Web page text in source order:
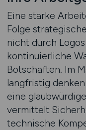
Eine starke
Folge
nicht durch
kontinuierliche
Botschaften. Im
langfristig
eine
vermittelt
technische